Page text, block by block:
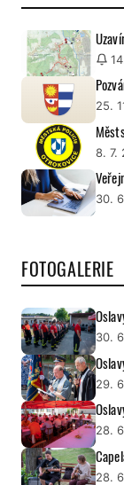
25.
8. 7.
30.
FOTOGALERIE
30.
29.
28.
28.